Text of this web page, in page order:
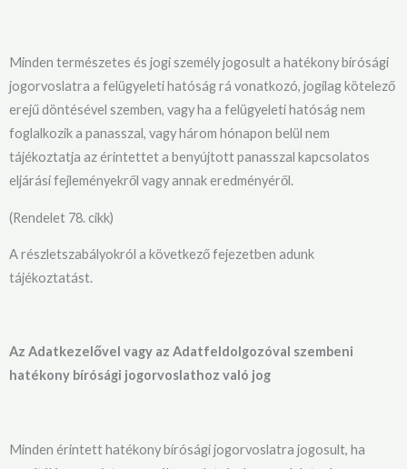
Minden természetes és jogi személy jogosult a hatékony bírósági
jogorvoslatra a felügyeleti hatóság rá vonatkozó, jogilag kötelező
erejű döntésével szemben, vagy ha a felügyeleti hatóság nem
foglalkozik a panasszal, vagy három hónapon belül nem
tájékoztatja az érintettet a benyújtott panasszal kapcsolatos
eljárási fejleményekről vagy annak eredményéről.
(Rendelet 78. cikk)
A részletszabályokról a következő fejezetben adunk
tájékoztatást.
Az Adatkezelővel vagy az Adatfeldolgozóval szembeni
hatékony bírósági jogorvoslathoz való jog
Minden érintett hatékony bírósági jogorvoslatra jogosult, ha